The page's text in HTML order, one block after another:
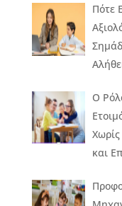
Πότε
Ο
και